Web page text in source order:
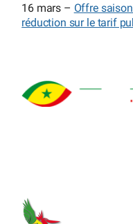
16 mars – Offre
réduction sur le tarif